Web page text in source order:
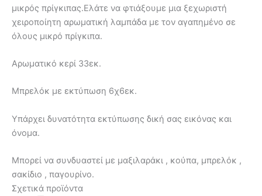
μικρός πρίγκιπας.Ελάτε να φτιάξουμε μια ξεχωριστή
χειροποίητη αρωματική λαμπάδα με τον αγαπημένο σε
όλους μικρό πρίγκιπα.
Aρωματικό κερί 33εκ.
Μπρελόκ με εκτύπωση 6χ6εκ.
Υπάρχει δυνατότητα εκτύπωσης δική σας εικόνας και
όνομα.
Μπορεί να συνδυαστεί με μαξιλαράκι , κούπα, μπρελόκ ,
σακίδιο , παγουρίνο.
Σχετικά προϊόντα